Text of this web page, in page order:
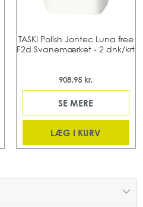
TASKI Polish Jontec Luna free
F2d Svanemærket - 2 dnk/krt
908,95 kr.
SE MERE
LÆG I KURV